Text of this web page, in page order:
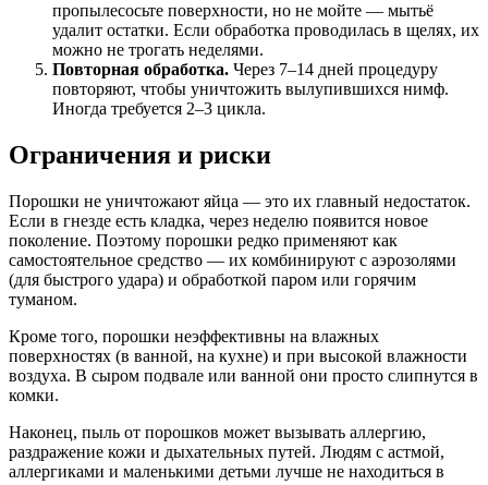
пропылесосьте поверхности, но не мойте — мытьё
удалит остатки. Если обработка проводилась в щелях, их
можно не трогать неделями.
Повторная обработка. Через 7–14 дней процедуру
повторяют, чтобы уничтожить вылупившихся нимф.
Иногда требуется 2–3 цикла.
Ограничения и риски
Порошки не уничтожают яйца — это их главный недостаток.
Если в гнезде есть кладка, через неделю появится новое
поколение. Поэтому порошки редко применяют как
самостоятельное средство — их комбинируют с аэрозолями
(для быстрого удара) и обработкой паром или горячим
туманом.
Кроме того, порошки неэффективны на влажных
поверхностях (в ванной, на кухне) и при высокой влажности
воздуха. В сыром подвале или ванной они просто слипнутся в
комки.
Наконец, пыль от порошков может вызывать аллергию,
раздражение кожи и дыхательных путей. Людям с астмой,
аллергиками и маленькими детьми лучше не находиться в